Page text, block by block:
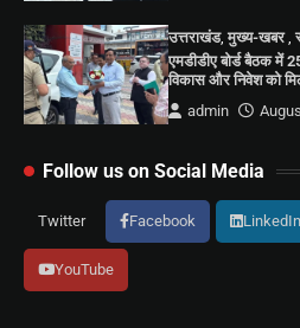
उत्तराखंड,मुख्य-खबर,
एमडीडीए बोर्ड बैठक में
विकास और निवेश को
admin
Follow us on Social Media
Twitter Facebook LinkedIn
YouTube